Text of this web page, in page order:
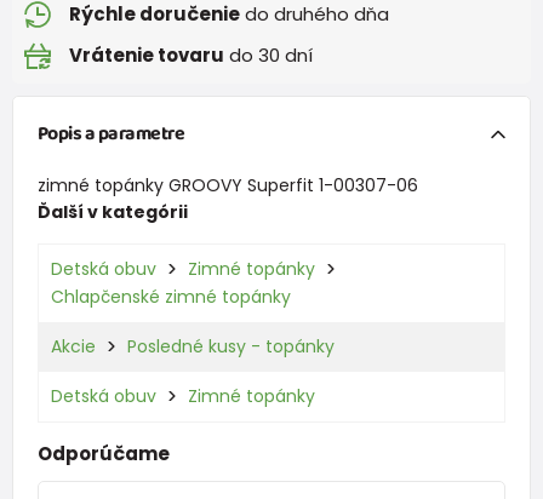
Rýchle doručeniedo druhého dňa
Vrátenie tovaru do 30 dní
Popis a parametre
zimné topánky GROOVY Superfit 1-00307-06
Ďalší v kategórii
Detská obuv
Zimné topánky
Chlapčenské zimné topánky
Akcie Posledné kusy - topánky
Detská obuv Zimné topánky
Odporúčame